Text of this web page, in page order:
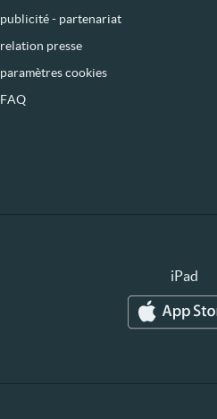
publicité - partenariat
relation presse
paramètres cookies
FAQ
iPad